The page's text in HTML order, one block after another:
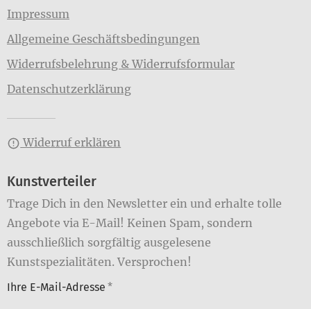
Impressum
Allgemeine Geschäftsbedingungen
Widerrufsbelehrung & Widerrufsformular
Datenschutzerklärung
Widerruf erklären
Kunstverteiler
Trage Dich in den Newsletter ein und erhalte tolle
Angebote via E-Mail! Keinen Spam, sondern
ausschließlich sorgfältig ausgelesene
Kunstspezialitäten. Versprochen!
Ihre E-Mail-Adresse *